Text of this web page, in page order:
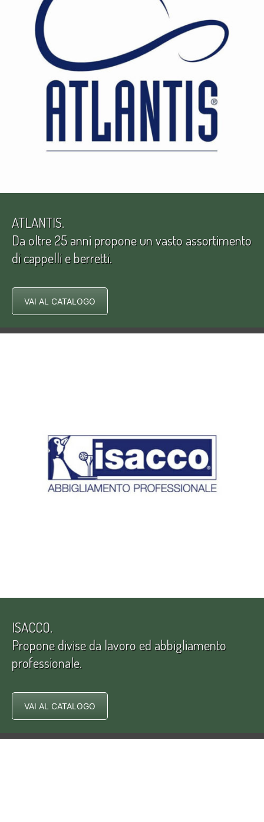
ATLANTIS.
Da oltre 25 anni propone un vasto assortimento
di cappelli e berretti.
VAI AL CATALOGO
ISACCO.
Propone divise da lavoro ed abbigliamento
professionale.
VAI AL CATALOGO